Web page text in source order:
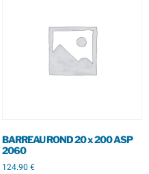
BARREAU ROND 20 x 200 ASP
2060
124.90 €